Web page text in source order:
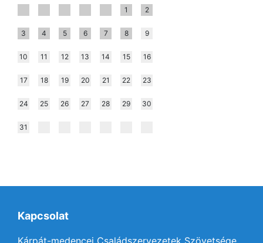
1 2
3 4 5 6 7 8 9
10 11 12 13 14 15 16
17 18 19 20 21 22 23
24 25 26 27 28 29 30
31
Kapcsolat
Kárpát-medencei Családszervezetek Szövetsége